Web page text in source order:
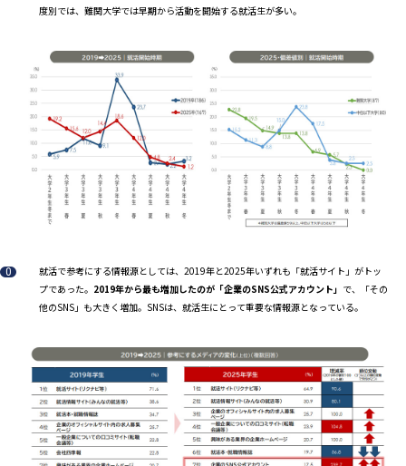
度別では、難関大学では早期から活動を開始する就活生が多い。
就活で参考にする情報源としては、2019年と2025年いずれも「就活サイト」がトッ
プであった。 2019年から最も増加したのが「企業のSNS公式アカウント」 で、「その
他のSNS」も大きく増加。SNSは、就活生にとって重要な情報源となっている。